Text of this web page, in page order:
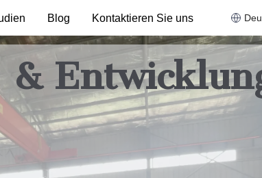
Blog Kontaktieren Sie uns
&